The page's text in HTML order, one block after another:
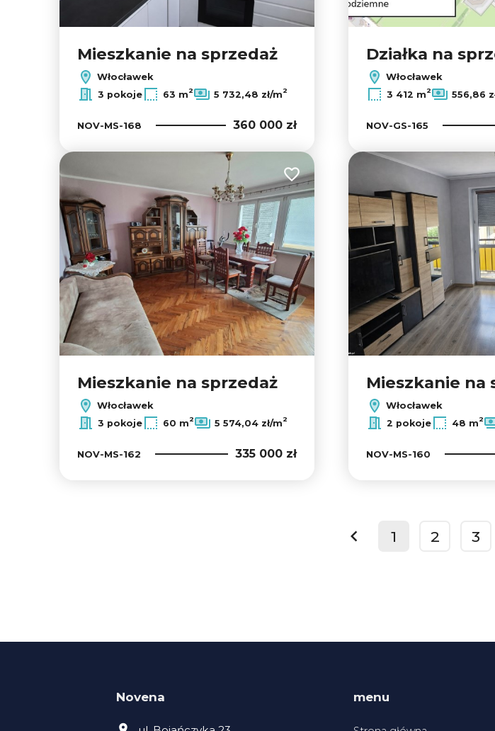
Mieszkanie na sprzedaż
Włocławek
3 pokoje 63 m2 5 732,48 zł/m2
NOV-MS-168 360 000 zł
Działka na
Włocławek
3 412 m2 556,86
NOV-GS-165
Dodaj do ulubionych
Mieszkanie na sprzedaż
Włocławek
3 pokoje 60 m2 5 574,04 zł/m2
NOV-MS-162 335 000 zł
Mieszkanie na
Włocławek
2 pokoje 48 m2
NOV-MS-160
prev
1 2 3
Novena menu